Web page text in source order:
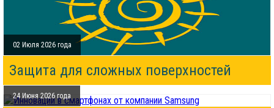
02 Июля 2026 года
Защита для сложных поверхностей
24 Июня 2026 года